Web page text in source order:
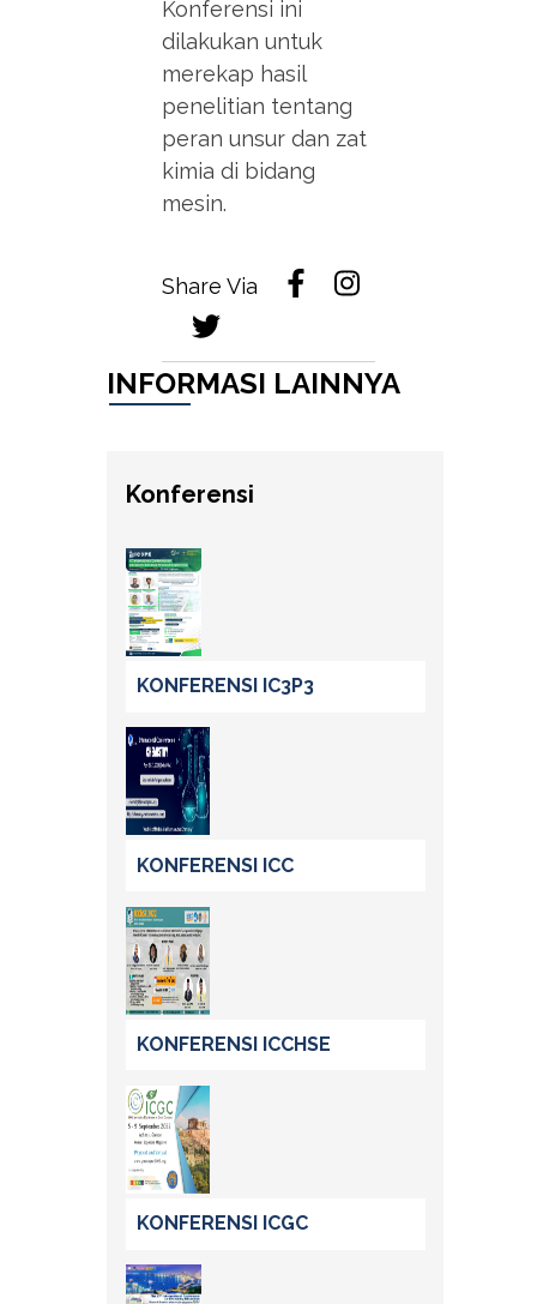
Konferensi ini
dilakukan untuk
merekap hasil
penelitian tentang
peran unsur dan zat
kimia di bidang
mesin.
Share Via
INFORMASI LAINNYA
Konferensi
KONFERENSI IC3P3
KONFERENSI ICC
KONFERENSI ICCHSE
KONFERENSI ICGC